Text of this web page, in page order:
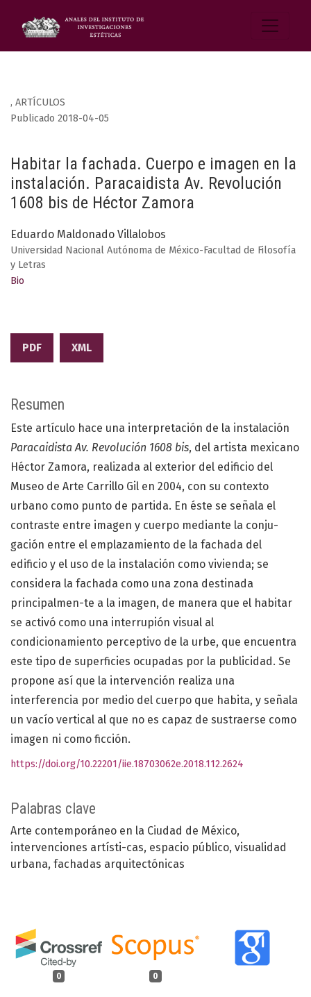
, ARTÍCULOS
Habitar la fachada. Cuerpo e imagen en la
instalación. Paracaidista Av. Revolución
1608 bis de Héctor Zamora
Publicado 2018-04-05
Eduardo Maldonado Villalobos
Universidad Nacional Autónoma de México-Facultad de Filosofía
y Letras
Bio
PDF XML
Palabras clave
Arte contemporáneo en la Ciudad de México
intervenciones artísti-cas espacio público visualidad
urbana fachadas arquitectónicas
0 0
Resumen
Este artículo hace una interpretación de la instalación
Paracaidista Av. Revolución 1608 bis, del artista mexicano
Héctor Zamora, realizada al exterior del edificio del
Museo de Arte Carrillo Gil en 2004, con su contexto
urbano como punto de partida. En éste se señala el
contraste entre imagen y cuerpo mediante la conju-
gación entre el emplazamiento de la fachada del
edificio y el uso de la instalación como vivienda; se
considera la fachada como una zona destinada
principalmen-te a la imagen, de manera que el habitar
se activó como una interrupión visual al
condicionamiento perceptivo de la urbe, que encuentra
este tipo de superficies ocupadas por la publicidad. Se
propone así que la intervención realiza una
interferencia por medio del cuerpo que habita, y señala
un vacío vertical al que no es capaz de sustraerse como
imagen ni como ficción.
https://doi.org/10.22201/iie.18703062e.2018.112.2624